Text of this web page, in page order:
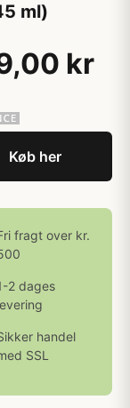
ml)
kr
Køb her
fragt over kr.
2 dages
handel
SSL